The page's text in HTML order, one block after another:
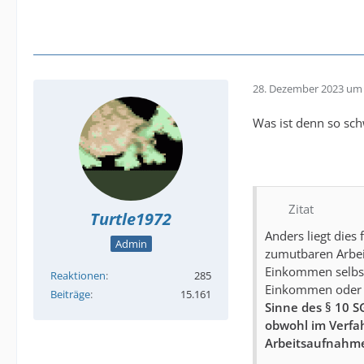
Turtle1972
Admin
Reaktionen
285
Beiträge
15.161
28. Dezember 2023
Was ist denn so
Zitat
Anders liegt dies
zumutbaren
Einkommen
Einkommen
Sinne des § 10
obwohl im